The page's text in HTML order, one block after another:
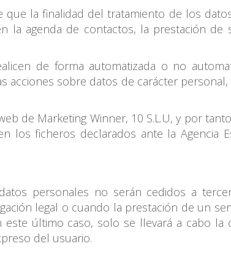
que la finalidad del tratamiento de los
la agenda de contactos, la prestación de
de forma automatizada o no
acciones sobre datos de carácter
de Marketing Winner, 10 S.L.U, y por
los ficheros declarados ante la Agencia
personales no serán cedidos a
legal o cuando la prestación de un
último caso, solo se llevará a cabo la
del usuario.